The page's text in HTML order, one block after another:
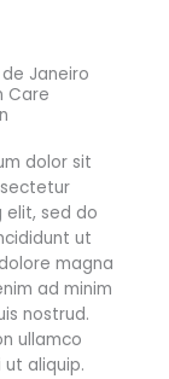
de Janeiro
Care
dolor sit
elit, sed do
ut
magna
ad minim
nostrud.
ullamco
ut aliquip.